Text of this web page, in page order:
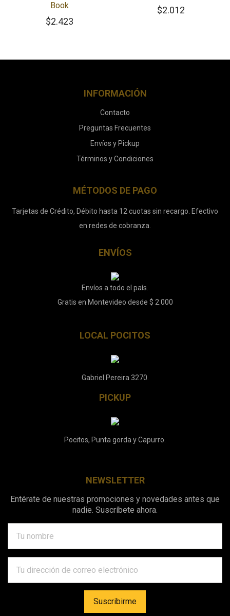
Book
$2.423
$2.012
INFORMACIÓN
Contacto
Preguntas Frecuentes
Envíos y Pickup
Términos y Condiciones
MÉTODOS DE PAGO
Tarjetas de Crédito, Débito hasta 12 cuotas sin recargo. Efectivo
en redes de cobranza.
ENVÍOS
Envíos a todo el país.
Gratis en Montevideo desde $ 2.000
LOCAL POCITOS
Gabriel Pereira 3270.
PICKUP
Pocitos, Punta gorda y Capurro.
NEWSLETTER
Entérate de nuestras promociones y novedades antes que
nadie. Suscríbete ahora.